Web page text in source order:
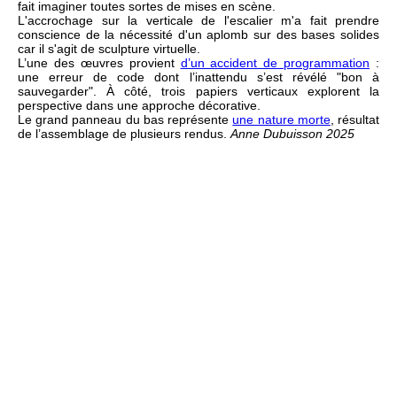
fait imaginer toutes sortes de mises en scène.
L'accrochage sur la verticale de l'escalier m'a fait prendre
conscience de la nécessité d'un aplomb sur des bases solides
car il s'agit de sculpture virtuelle.
L’une des œuvres provient d’un accident de programmation :
une erreur de code dont l’inattendu s’est révélé "bon à
sauvegarder". À côté, trois papiers verticaux explorent la
perspective dans une approche décorative.
Le grand panneau du bas représenteune nature morte, résultat
de l’assemblage de plusieurs rendus. Anne Dubuisson 2025